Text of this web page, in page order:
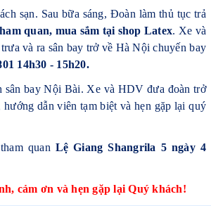
sạn. Sau bữa sáng, Đoàn làm thủ tục trả
quan, mua sắm tại shop Latex. Xe và
và ra sân bay trở về Hà Nội chuyến bay
14h30 - 15h20.
sân bay Nội Bài. Xe và HDV đưa đoàn trở
hướng dẫn viên tạm biệt và hẹn gặp lại quý
quan Lệ Giang Shangrila 5 ngày 4
cảm ơn và hẹn gặp lại Quý khách!